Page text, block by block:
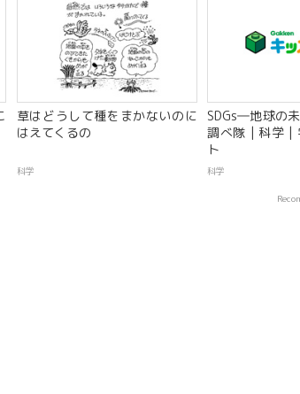
草はどうして種をまかないのに
はえてくるの
科学
SDGs―地球の
調べ隊 | 科学 |
ト
科学